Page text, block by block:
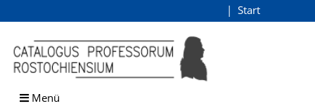
Browsen
direkt zum Inhalt
Start
Menü